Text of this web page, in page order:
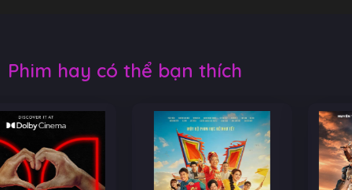
Phim hay có thể bạn thích